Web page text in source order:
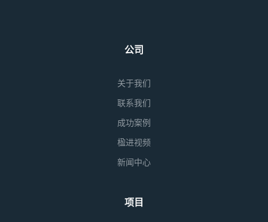
公司
关于我们
联系我们
成功案例
楹进视频
新闻中心
项目